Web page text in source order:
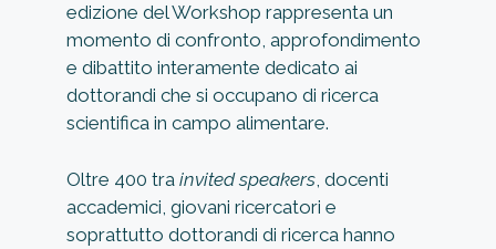
edizione del Workshop rappresenta un
momento di confronto, approfondimento
e dibattito interamente dedicato ai
dottorandi che si occupano di ricerca
scientifica in campo alimentare.
Oltre 400 tra invited speakers , docenti
accademici, giovani ricercatori e
soprattutto dottorandi di ricerca hanno